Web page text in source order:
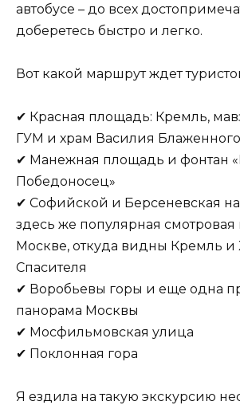
автобусе – до всех
доберетесь быстро и легко.
Вот какой маршрут ждет
✔ Красная площадь: Кремль,
ГУМ и храм Василия Блаженного
✔ Манежная площадь и фонтан
Победоносец»
✔ Софийской и Берсеневская
здесь же популярная
Москве, откуда видны Кремль и
Спасителя
✔ Воробьевы горы и еще одна
панорама Москвы
✔ Мосфильмовская улица
✔ Поклонная гора
Я ездила на такую экскурсию